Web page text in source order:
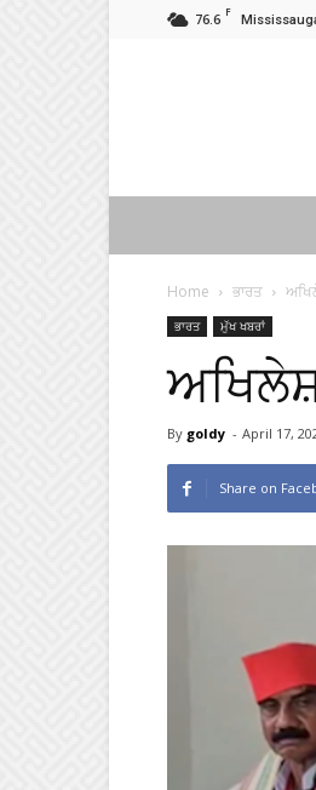
76.6 F
Home ਭਾਰਤ
ਭਾਰਤ ਮੁੱਖ ਖਬਰਾਂ
By goldy - April 17,
Share on